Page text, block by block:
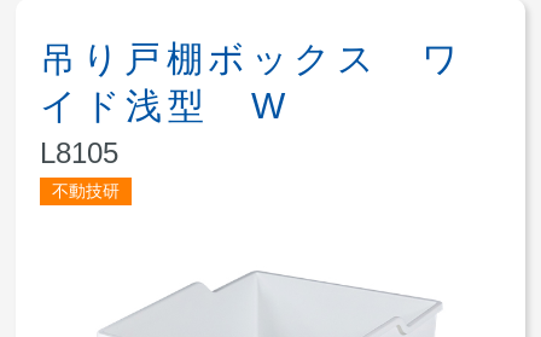
吊り戸棚ボックス ワ
イド浅型 W
L8105
不動技研